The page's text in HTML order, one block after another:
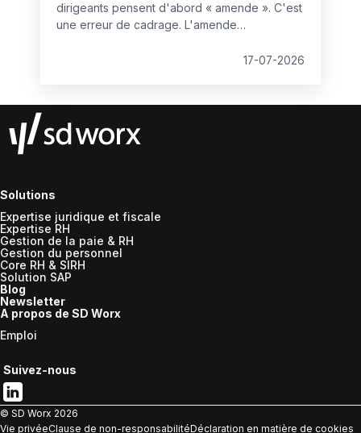
dirigeants pensent d'abord « amende ». C'est
une erreur de cadrage. L'amende
dispositif, et donc, paradoxalement, la moins
salariaux vont se gagner ou se perdre.
17-07-2026
Solutions
Expertise juridique et fiscale
Expertise RH
Gestion de la paie & RH
Gestion du personnel
Core RH & SIRH
Solution SAP
Blog
Newsletter
A propos de SD Worx
Emploi
Suivez-nous
© SD Worx 2026
Vie privéeClause de non-responsabilitéDéclaration en matière de cookies